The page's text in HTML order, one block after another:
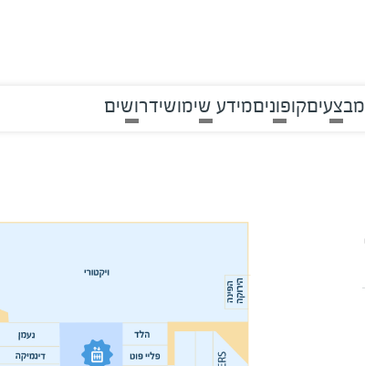
מבצעיםקופוניםמידע שימושידרושים